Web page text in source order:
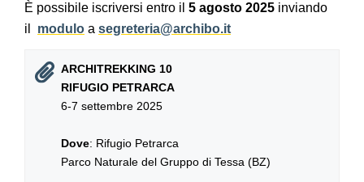
È possibile iscriversi entro il 5 agosto 2025 inviando
il modulo a segreteria@archibo.it
ARCHITREKKING 10
RIFUGIO PETRARCA
6-7 settembre 2025
Dove: Rifugio Petrarca
Parco Naturale del Gruppo di Tessa (BZ)